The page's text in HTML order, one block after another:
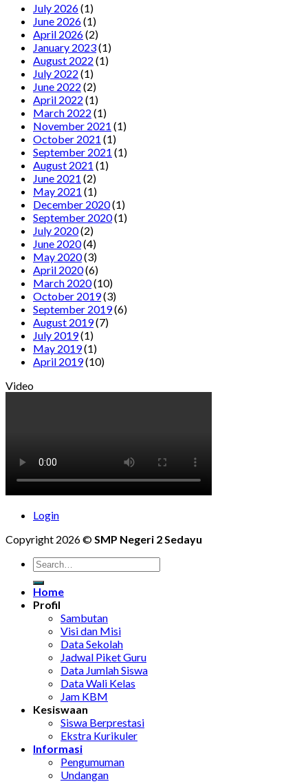
July 2026(1)
June 2026(1)
April 2026(2)
January 2023(1)
August 2022 (1)
July 2022 (1)
June 2022 (2)
April 2022 (1)
March 2022 (1)
November 2021 (1)
October 2021 (1)
September 2021 (1)
August 2021 (1)
June 2021 (2)
May 2021 (1)
December 2020(1)
September 2020(1)
July 2020(2)
June 2020(4)
May 2020(3)
April 2020(6)
March 2020(10)
October 2019(3)
September 2019(6)
August 2019(7)
July 2019(1)
May 2019(1)
April 2019(10)
Video
Login
Copyright 2026 © SMP Negeri 2 Sedayu
Home
Profil
Sambutan
Visi dan Misi
Data Sekolah
Jadwal Piket Guru
Data Jumlah Siswa
Data Wali Kelas
Jam KBM
Kesiswaan
Siswa Berprestasi
Ekstra Kurikuler
Informasi
Pengumuman
Undangan